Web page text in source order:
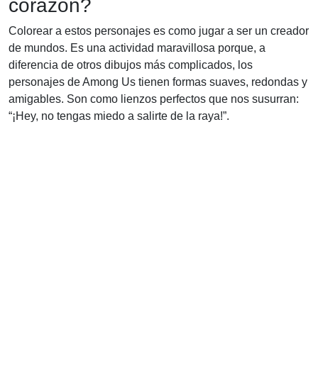
corazón?
Colorear a estos personajes es como jugar a ser un creador
de mundos. Es una actividad maravillosa porque, a
diferencia de otros dibujos más complicados, los
personajes de Among Us tienen formas suaves, redondas y
amigables. Son como lienzos perfectos que nos susurran:
“¡Hey, no tengas miedo a salirte de la raya!”.